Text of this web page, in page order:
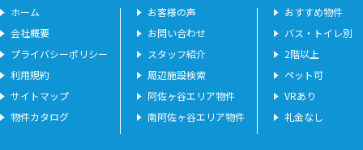
ホーム
会社概要
プライバシーポリシー
利用規約
サイトマップ
物件カタログ
お客様の声
お問い合わせ
スタッフ紹介
周辺施設検索
阿佐ヶ谷エリア物件
南阿佐ヶ谷エリア物件
おすすめ物件
バス・トイレ別
2階以上
ペット可
VRあり
礼金なし